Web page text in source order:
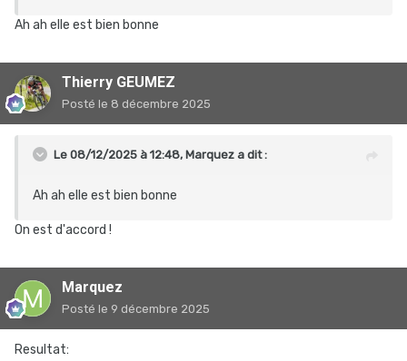
Ah ah elle est bien bonne
Thierry GEUMEZ
Posté le 8 décembre 2025
Le 08/12/2025 à 12:48, Marquez a dit :
Ah ah elle est bien bonne
On est d'accord !
Marquez
Posté le 9 décembre 2025
Resultat: